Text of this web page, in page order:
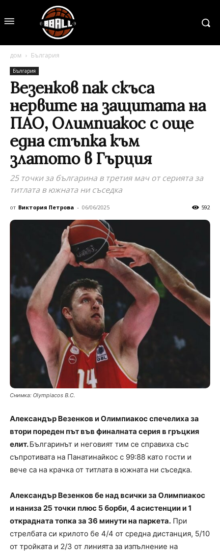
дом България
България
Везенков пак скъса
нервите на защитата на
ПАО, Олимпиакос с още
една стъпка към
златото в Гърция
25 точки за българина в третия мач от серията за
титлата в южната ни съседка
от Виктория Петрова - 06/06/2025 592
Снимка: Olympiacos B.C.
Александър Везенков и Олимпиакос спечелиха за
втори пореден път във финалната серия в гръцкия
елит.Българинът и неговият тим се справиха със
съпротивата на Панатинайкос с 99:88 като гости и
вече са на крачка от титлата в южната ни съседка.
Александър Везенков бе над всички за Олимпиакос
и наниза 25 точки плюс 5 борби, 4 асистенции и 1
открадната топка за 36 минути на паркета. При
стрелбата си крилото бе 4/4 от средна дистанция, 5/10
от тройката и 2/3 от линията за изпълнение на